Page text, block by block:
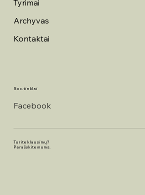
Tyrimai
Archyvas
Kontaktai
Soc. tinklai
Facebook
Turite klausimų?
Parašykite mums.